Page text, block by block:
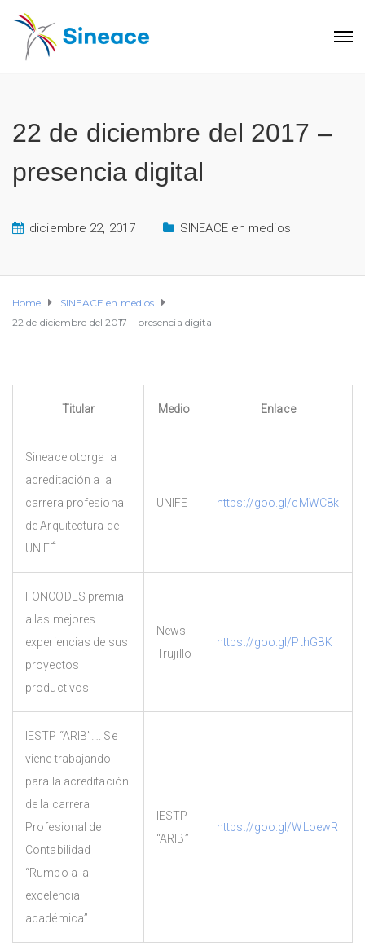
22 de diciembre del 2017 –
presencia digital
diciembre 22, 2017 SINEACE en medios
Home
SINEACE en medios
22 de diciembre del 2017 – presencia digital
Titular Medio Enlace
Sineace otorga la
acreditación a la
carrera profesional
de Arquitectura de
UNIFÉ
UNIFE https://goo.gl/cMWC8k
FONCODES premia
a las mejores
experiencias de sus
proyectos
productivos
News
Trujillo
https://goo.gl/PthGBK
IESTP “ARIB”…. Se
viene trabajando
para la acreditación
de la carrera
Profesional de
Contabilidad
“Rumbo a la
excelencia
académica”
IESTP
“ARIB”
https://goo.gl/WLoewR